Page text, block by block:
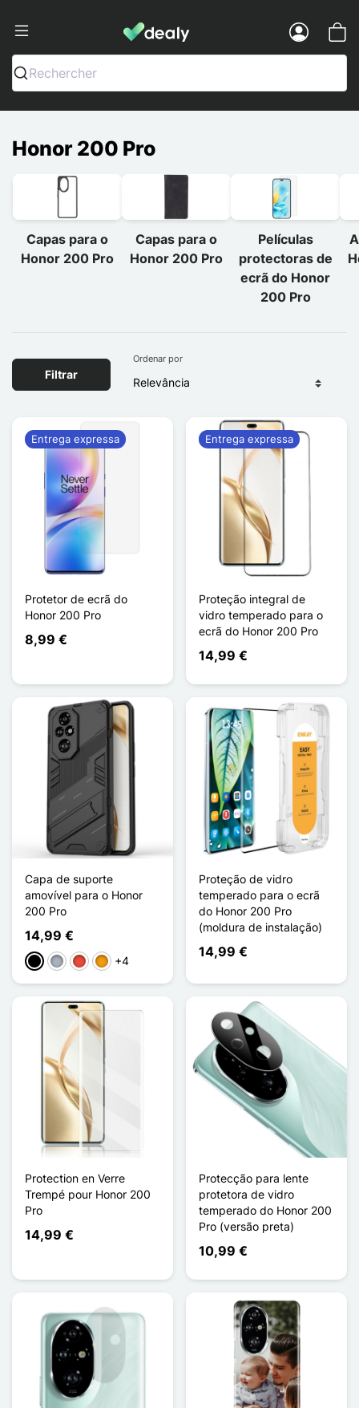
Dealy - Capas e acessórios para
Rechercher
Honor 200 Pro
Capas para o
Honor 200 Pro
Capas para o
Honor 200 Pro
Películas
protectoras de
ecrã do Honor
200 Pro
Filtrar
Ordenar por
Protetor de ecrã do
Honor 200 Pro
8,99 €
Entrega expressa
Proteção integral de
vidro temperado para o
ecrã do Honor 200 Pro
14,99 €
Entrega expressa
Capa de suporte
amovível para o Honor
200 Pro
14,99 €
PretoCinzentoVermelho
Laranja
+4
Proteção de vidro
temperado para o ecrã
do Honor 200 Pro
(moldura de instalação)
14,99 €
Protection en Verre
Trempé pour Honor 200
Pro
14,99 €
Protecção para lente
protetora de vidro
temperado do Honor 200
Pro (versão preta)
10,99 €